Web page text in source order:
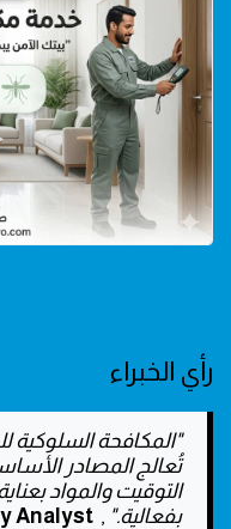
رأي الخبراء
"المكافحة السلوكية
تُعالج المصادر
التوقيت والمواد
بفعالية." ,
Analyst